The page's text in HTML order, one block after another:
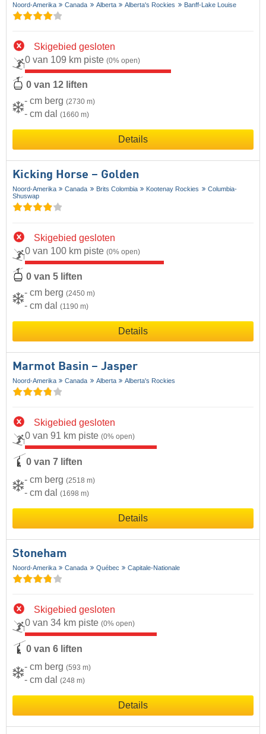
Noord-Amerika Canada Alberta Alberta's Rockies Banff-Lake Louise
Skigebied gesloten
0 van 109 km piste (0% open)
0 van 12 liften
- cm berg (2730 m)
- cm dal (1660 m)
Details
Kicking Horse – Golden
Noord-Amerika Canada Brits Colombia Kootenay Rockies
Columbia-
Shuswap
Skigebied gesloten
0 van 100 km piste (0% open)
0 van 5 liften
- cm berg (2450 m)
- cm dal (1190 m)
Details
Marmot Basin – Jasper
Noord-Amerika Canada Alberta Alberta's Rockies
Skigebied gesloten
0 van 91 km piste (0% open)
0 van 7 liften
- cm berg (2518 m)
- cm dal (1698 m)
Details
Stoneham
Noord-Amerika Canada Québec Capitale-Nationale
Skigebied gesloten
0 van 34 km piste (0% open)
0 van 6 liften
- cm berg (593 m)
- cm dal (248 m)
Details